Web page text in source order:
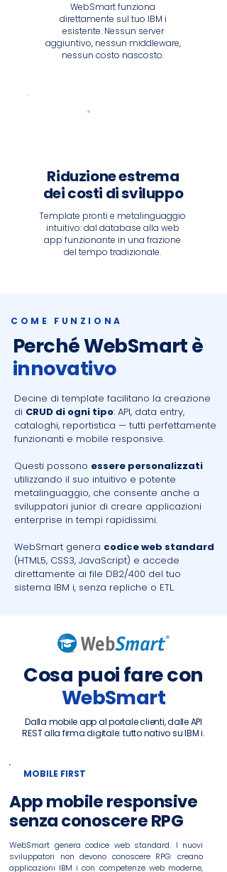
WebSmart funziona
direttamente sul tuo IBM i
esistente. Nessun server
aggiuntivo, nessun middleware,
nessun costo nascosto.
Riduzione estrema
dei costi di sviluppo
Template pronti e metalinguaggio
intuitivo: dal database alla web
app funzionante in una frazione
del tempo tradizionale.
COME FUNZIONA
Perché WebSmart è
innovativo
Decine di template facilitano la creazione
di CRUD di ogni tipo: API, data entry,
cataloghi, reportistica — tutti perfettamente
funzionanti e mobile responsive.
Questi possono essere personalizzati
utilizzando il suo intuitivo e potente
metalinguaggio, che consente anche a
sviluppatori junior di creare applicazioni
enterprise in tempi rapidissimi.
WebSmart genera codice web standard
(HTML5, CSS3, JavaScript) e accede
direttamente ai file DB2/400 del tuo
sistema IBM i, senza repliche o ETL.
Cosa puoi fare con
WebSmart
Dalla mobile app al portale clienti, dalle API
REST alla firma digitale: tutto nativo su IBM i.
MOBILE FIRST
App mobile responsive
senza conoscere RPG
WebSmart genera codice web standard. I nuovi
sviluppatori non devono conoscere RPG: creano
applicazioni IBM i con competenze web moderne,